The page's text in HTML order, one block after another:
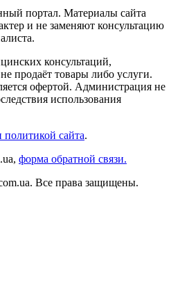
портал. Материалы сайта
и не заменяют консультацию
консультаций,
продаёт товары либо услуги.
офертой. Администрация не
использования
сайта.
форма обратной связи.
Все права защищены.